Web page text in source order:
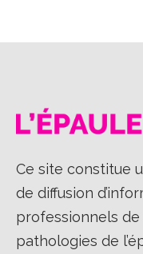
Ce site constitue
de diffusion
professionnels de
pathologies de